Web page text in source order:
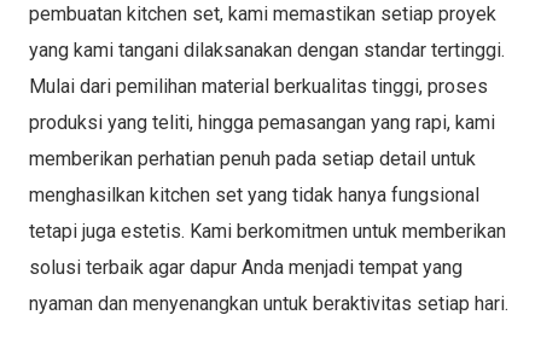
pembuatan kitchen set, kami memastikan setiap proyek
yang kami tangani dilaksanakan dengan standar tertinggi.
Mulai dari pemilihan material berkualitas tinggi, proses
produksi yang teliti, hingga pemasangan yang rapi, kami
memberikan perhatian penuh pada setiap detail untuk
menghasilkan kitchen set yang tidak hanya fungsional
tetapi juga estetis. Kami berkomitmen untuk memberikan
solusi terbaik agar dapur Anda menjadi tempat yang
nyaman dan menyenangkan untuk beraktivitas setiap hari.